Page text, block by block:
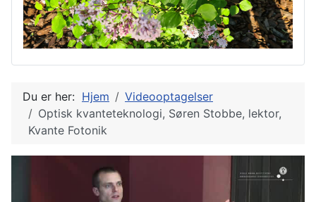
Du er her: Hjem
Videooptagelser
Optisk kvanteteknologi, Søren Stobbe, lektor,
Kvante Fotonik